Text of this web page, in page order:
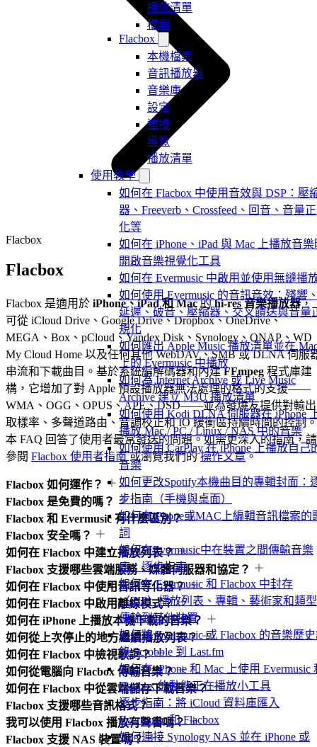
播放清單
檔案
Flacbox
本機檔案
音訊播放器
音樂庫
設定
連接
導覽
播放清單
使用教學
如何在 Flacbox 中使用音效與 DSP：壓
器、Freeverb、Crossfeed、回音、音量
化等
如何在 iPhone、iPad 與 Mac 上播放音樂
開啟音樂視覺化工具
如何在 Evermusic 中啟用並使用無縫播
如何使用 Evermusic 的音訊音效：殘響
延遲、破音、壓縮器、交叉饋送與音量
規化
如何匯出 Apple Music 播放清單並在
上的 Evermusic 中播放
如何為 Internet Archive 或 Live Music
Archive 建立 M3U 播放清單
如何使用 Kodi DLNA 伺服器在 iPhone
播放 Mac / PC / Linux / NAS 中的音樂
如何使用 CarPlay 在 iPhone 上播放自己
音樂
如何更改Spotify本機曲目的專輯封面：
步指南（手機與桌面）
如何在iPhone或MAC上編輯音訊檔案的
詞
如何在Evermusic中在裝置之間傳輸音樂
庫：逐步指南
如何在 Evermusic 和 Flacbox 中封存
（ZIP）播放列表、專輯、藝術家和類
傳輸到其他裝置
如何將 Evermusic 或 Flacbox 的音樂歷
錄 Scrobble 到 Last.fm
如何在 iPhone 和 Mac 上使用 Evermusic
Flacbox 的動態正在播放小工具
逐步指南：將 iCloud 資料庫匯入
Evermusic 和 Flacbox
如何連接 Synology NAS 並在 iPhone 或
Flacbox
Flacbox
Flacbox 是適用於 iPhone、iPad 和 Mac的hi-res 音樂播放器，
可從 iCloud Drive、Google Drive、Dropbox、OneDrive、
MEGA、Box、pCloud、Yandex Disk、Synology、QNAP、WD
My Cloud Home 以及任何其他 WebDAV、SMB 或 DLNA 伺服
串流和下載曲目。基於系統編解碼器和內建FFmpeg 程式庫建
構，它增加了對 Apple 預設播放器無法處理的格式的支援——
WMA、OGG、OPUS、APE、DSD——並為發燒友提供對輸出
取樣率、多聲道路由、音調校正和 IO 緩衝區持續時間的控制。
本 FAQ 回答了使用者最常發送的問題。如需更深入的指南，請
參閱 Flacbox 使用者指南或瀏覽我們的操作文章。
Flacbox 如何運作？
Flacbox 是免費的嗎？
Flacbox 和 Evermusic 有什麼區別？
Flacbox 安全嗎？
如何在 Flacbox 中建立播放列表？
Flacbox 支援哪些雲端服務、媒體伺服器和協定？
如何在 Flacbox 中使用音訊等化器？
如何在 Flacbox 中啟用離線模式？
如何在 iPhone 上播放本機下載的音樂？
如何從上次停止的地方繼續播放列表？
如何在 Flacbox 中檢視歌詞？
如何從電腦向 Flacbox 傳輸音樂？
如何在 Flacbox 中從雲端儲存下載音樂？
Flacbox 支援哪些音訊格式？
我可以使用 Flacbox 播放有聲書嗎？
Flacbox 支援 NAS 裝置嗎？